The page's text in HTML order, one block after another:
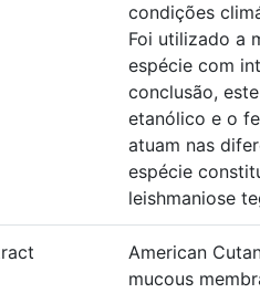
condições
Foi utilizado a
espécie com
conclusão,
etanólico e o
atuam nas
espécie
leishmaniose
American
mucous